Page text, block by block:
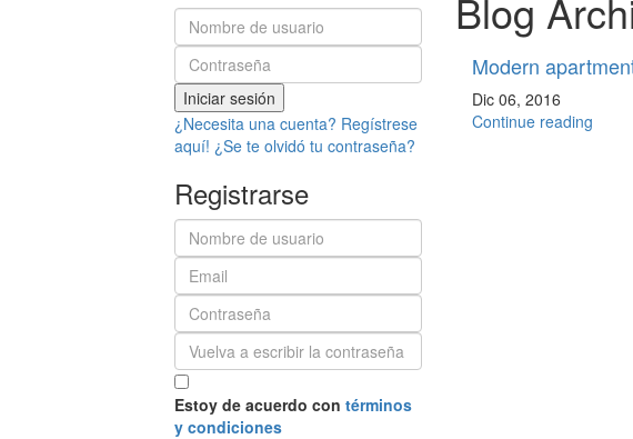
Blog
Modern
Dic 06, 2016
Continue reading
Iniciar sesión
¿Necesita una cuenta? Regístrese
aquí! ¿Se te olvidó tu contraseña?
Registrarse
Estoy de acuerdo con términos
y condiciones